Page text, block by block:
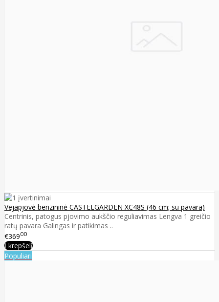
Vejapjovė benzininė CASTELGARDEN XC48S (46 cm; su pavara)
Centrinis, patogus pjovimo aukščio reguliavimas Lengva 1 greičio
ratų pavara Galingas ir patikimas ..
€36900
Į krepšelį
Populiari